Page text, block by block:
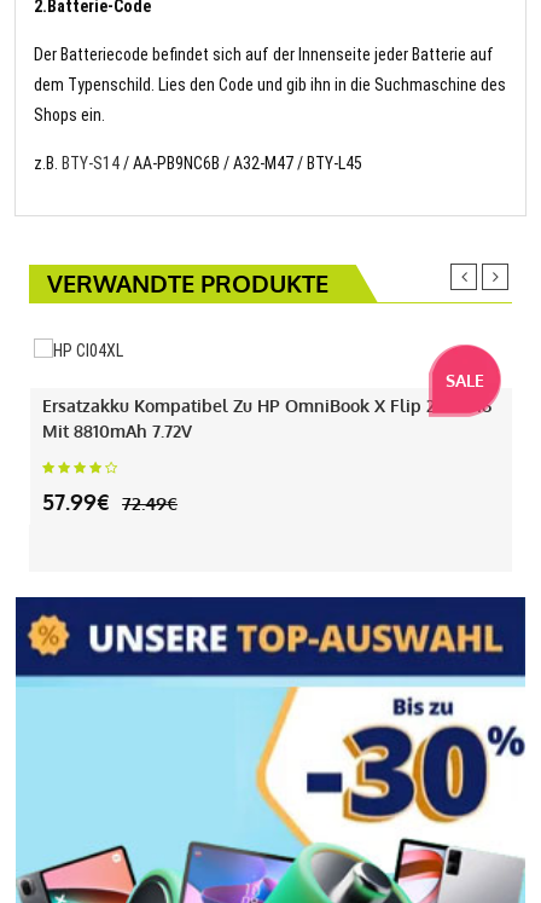
2.Batterie-Code
Der Batteriecode befindet sich auf der Innenseite jeder Batterie auf
dem Typenschild. Lies den Code und gib ihn in die Suchmaschine des
Shops ein.
z.B. BTY-S14/ AA-PB9NC6B / A32-M47 / BTY-L45
VERWANDTE PRODUKTE
SALE
Ersatzakku Kompatibel Zu HP OmniBook X Flip 2-IN-1 16
Mit 8810mAh 7.72V
57.99€ 72.49€